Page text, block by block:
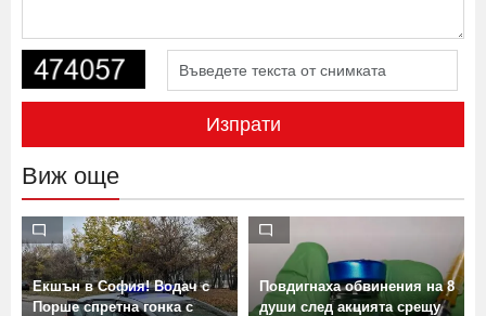
Изпрати
Виж още
Екшън в София! Водач с
Порше спретна гонка с
Повдигнаха обвинения на 8
души след акцията срещу